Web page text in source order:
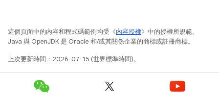
這個頁面中的內容和程式碼範例均受《內容授權》中的授權所規範。
Java 與 OpenJDK 是 Oracle 和/或其關係企業的商標或註冊商標。
上次更新時間：2026-07-15 (世界標準時間)。